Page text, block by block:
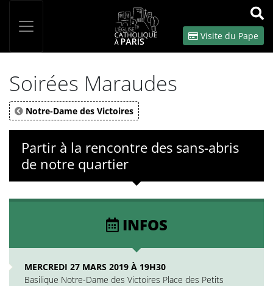
OK
Visite du Pape
Soirées Maraudes
Notre-Dame des Victoires
Partir à la rencontre des sans-abris
de notre quartier
INFOS
MERCREDI 27 MARS 2019 À 19H30
Basilique Notre-Dame des Victoires Place des Petits
Panneau de gestion des cookies